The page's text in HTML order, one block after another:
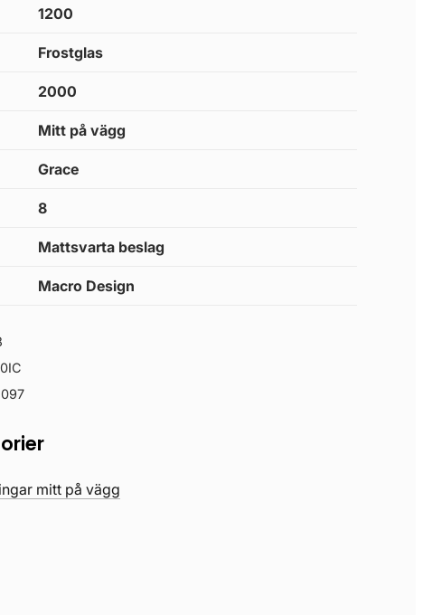
1200
Frostglas
2000
Mitt på vägg
Grace
8
Mattsvarta beslag
Macro Design
mitt på vägg